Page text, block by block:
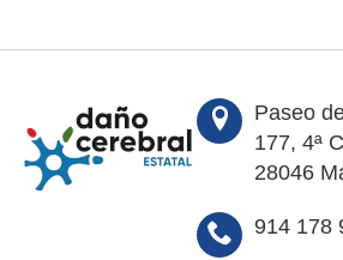
Paseo
177, 4ª
28046
914 178